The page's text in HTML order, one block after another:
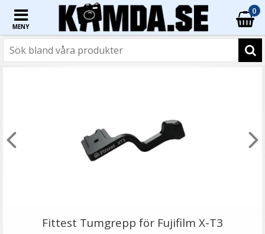
MENY
0
Fittest Tumgrepp för Fujifilm X-T3